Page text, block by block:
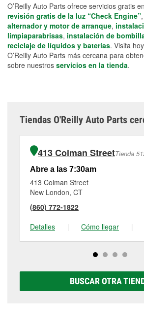
O’Reilly Auto Parts ofrece servicios gratis
revisión gratis de la luz “Check Engine”,
alternador y motor de arranque,
limpiaparabrisas, instalación de
reciclaje de líquidos y baterías. Visita
O’Reilly Auto Parts más cercana para
sobre nuestros servicios en la tienda.
Tiendas O'Reilly Auto Parts
413 Colman StreetTienda
Abre a las 7:30am
413 Colman Street
New London, CT
(860) 772-1822
Detalles
| Cómo llegar |
BUSCAR OTRA